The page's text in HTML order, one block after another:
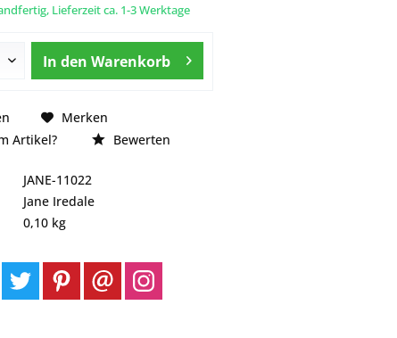
Lieferzeit ca. 1-3 Werktage
In den Warenkorb
Merken
Artikel?
Bewerten
JANE-11022
Jane Iredale
0,10 kg